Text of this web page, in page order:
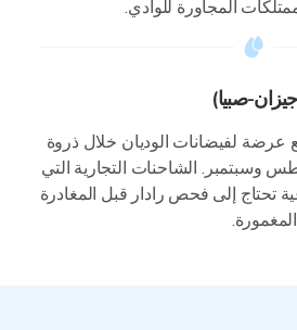
المجاورة للوادي.
صبيا)
لفيضانات الوديان خلال ذروة
وسبتمبر. الشاحنات التجارية التي
تحتاج إلى فحص رادار قبل المغادرة